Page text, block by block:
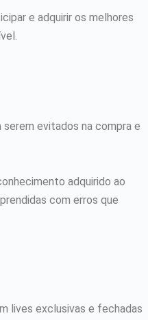
e adquirir os melhores
serem evitados na compra e
adquirido ao
com erros que
lives exclusivas e fechadas